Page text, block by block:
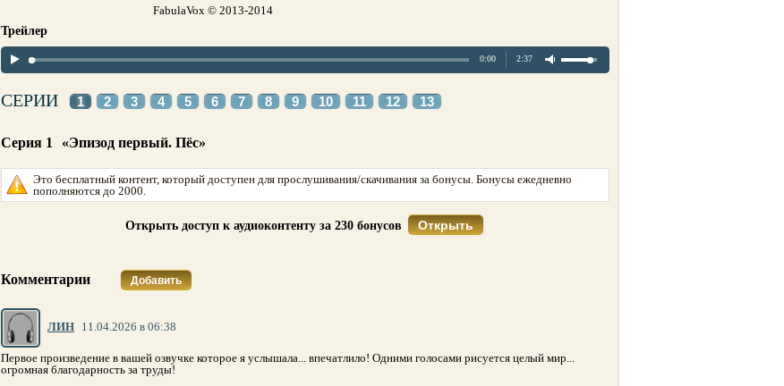
FabulaVox © 2013-2014
Трейлер
0:00 2:37
СЕРИИ 1 2 3 4 5 6 7 8 9 10 11 12 13
Серия 1 «Эпизод первый. Пёс»
Это бесплатный контент, который доступен для прослушивания/скачивания за бонусы. Бонусы ежедневно
пополняются до 2000.
Открыть доступ к аудиоконтенту за 230 бонусов Открыть
Комментарии Добавить
ЛИН 11.04.2026 в 06:38
Первое произведение в вашей озвучке которое я услышала... впечатлило! Одними голосами рисуется целый мир...
огромная благодарность за труды!